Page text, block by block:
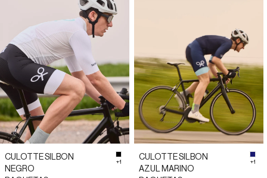
CULOTTE SILBON
NEGRO
#000000
+1
CULOTTE SILBON
AZUL MARINO
+1